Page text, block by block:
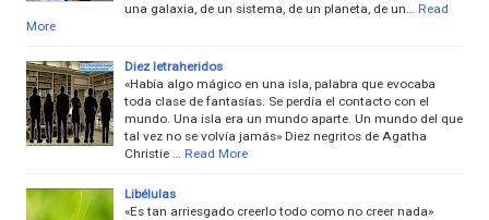
una galaxia, de un sistema, de un planeta, de un… Read
More
Diez letraheridos
«Había algo mágico en una isla, palabra que evocaba
toda clase de fantasías. Se perdía el contacto con el
mundo. Una isla era un mundo aparte. Un mundo del que
tal vez no se volvía jamás» Diez negritos de Agatha
Christie … Read More
Libélulas
«Es tan arriesgado creerlo todo como no creer nada»